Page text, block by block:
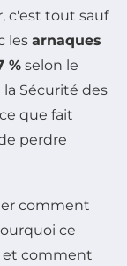
c'est tout sauf
les arnaques
% selon le
Sécurité des
que fait
perdre
comment
ce
et comment